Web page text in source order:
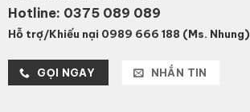
Hotline: 0375 089 089
Hỗ trợ/Khiếu nại 0989 666 188 (Ms. Nhung)
GỌI NGAY NHẮN TIN